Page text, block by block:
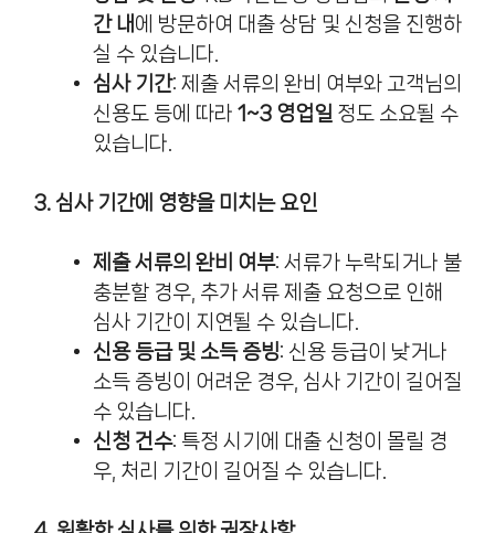
간 내 에 방문하여 대출 상담 및 신청을 진행하
실 수 있습니다.
심사 기간: 제출 서류의 완비 여부와 고객님의
신용도 등에 따라 1~3 영업일 정도 소요될 수
있습니다.
3. 심사 기간에 영향을 미치는 요인
제출 서류의 완비 여부: 서류가 누락되거나 불
충분할 경우, 추가 서류 제출 요청으로 인해
심사 기간이 지연될 수 있습니다.
신용 등급 및 소득 증빙: 신용 등급이 낮거나
소득 증빙이 어려운 경우, 심사 기간이 길어질
수 있습니다.
신청 건수: 특정 시기에 대출 신청이 몰릴 경
우, 처리 기간이 길어질 수 있습니다.